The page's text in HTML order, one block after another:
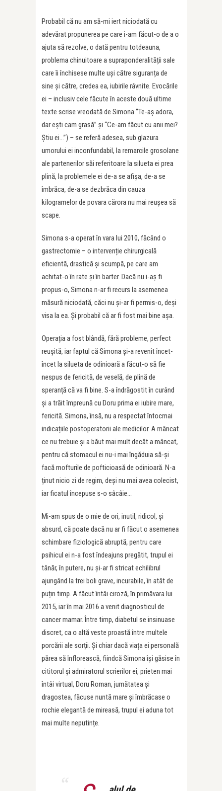
Probabil că nu am să-mi iert niciodată cu
adevărat propunerea pe care i-am făcut-o de a o
ajuta să rezolve, o dată pentru totdeauna,
problema chinuitoare a supraponderalității sale
care îi închisese multe uși către siguranța de
sine și către, credea ea, iubirile râvnite. Evocările
ei – inclusiv cele făcute în aceste două ultime
texte scrise vreodată de Simona “Te-aș adora,
dar ești cam grasă” și “Ce-am făcut cu anii mei?
Știu ei…”) – se referă adesea, sub glazura
umorului ei inconfundabil, la remarcile grosolane
ale partenerilor săi referitoare la silueta ei prea
plină, la problemele ei de-a se afișa, de-a se
îmbrăca, de-a se dezbrăca din cauza
kilogramelor de povara cărora nu mai reușea să
scape.
Simona s-a operat în vara lui 2010, făcând o
gastrectomie – o intervenție chirurgicală
eficientă, drastică și scumpă, pe care am
achitat-o în rate și în barter. Dacă nu i-aș fi
propus-o, Simona n-ar fi recurs la asemenea
măsură niciodată, căci nu și-ar fi permis-o, deși
visa la ea. Și probabil că ar fi fost mai bine așa.
Operația a fost blândă, fără probleme, perfect
reușită, iar faptul că Simona și-a revenit încet-
încet la silueta de odinioară a făcut-o să fie
nespus de fericită, de veselă, de plină de
speranță că va fi bine. S-a îndrăgostit în curând
și a trăit împreună cu Doru prima ei iubire mare,
fericită. Simona, însă, nu a respectat întocmai
indicațiile postoperatorii ale medicilor. A mâncat
ce nu trebuie și a băut mai mult decât a mâncat,
pentru că stomacul ei nu-i mai îngăduia să-și
facă mofturile de pofticioasă de odinioară. N-a
ținut nicio zi de regim, deși nu mai avea colecist,
iar ficatul începuse s-o sâcâie…
Mi-am spus de o mie de ori, inutil, ridicol, și
absurd, că poate dacă nu ar fi făcut o asemenea
schimbare fiziologică abruptă, pentru care
psihicul ei n-a fost îndeajuns pregătit, trupul ei
tânăr, în putere, nu și-ar fi stricat echilibrul
ajungând la trei boli grave, incurabile, în atât de
puțin timp. A făcut întâi ciroză, în primăvara lui
2015, iar în mai 2016 a venit diagnosticul de
cancer mamar. Între timp, diabetul se insinuase
discret, ca o altă veste proastă între multele
porcării ale sorții. Și chiar dacă viața ei personală
părea să înflorească, fiindcă Simona își găsise în
cititorul și admiratorul scrierilor ei, prieten mai
întâi virtual, Doru Roman, jumătatea și
dragostea, făcuse nuntă mare și îmbrăcase o
rochie elegantă de mireasă, trupul ei aduna tot
mai multe neputințe.